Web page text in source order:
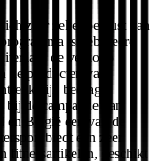
zeer zeker bewust van
is gebaseerd
de verkoop
producten van
bedrag!
de campagne van
België een van de
biedt een zeer
fitnessartikelen, geschikt